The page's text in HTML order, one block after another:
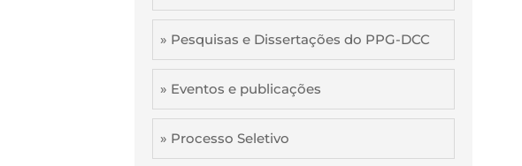
» Pesquisas e Dissertações do PPG-DCC
» Eventos e publicações
» Processo Seletivo